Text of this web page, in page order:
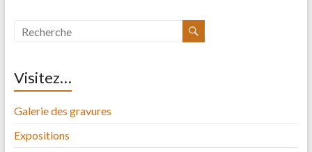
Visitez…
Galerie des gravures
Expositions